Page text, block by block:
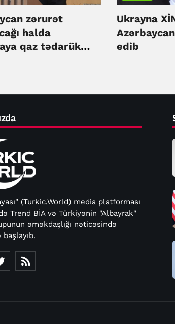
zərurət
halda
qaz tədarük
Ukrayna
edib
(Turkic.World) media platforması
Trend BİA və Türkiyənin "Albayrak"
əməkdaşlığı nəticəsində